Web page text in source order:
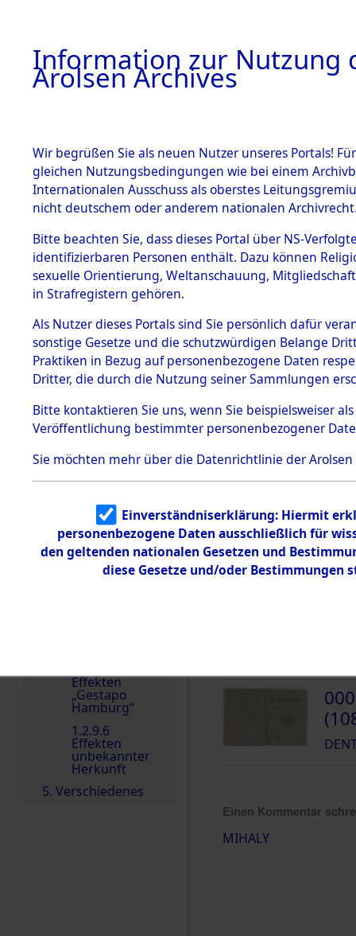
BESTÄNDE
1.
Inhaftierungsdoku
mente
1.2.9 Beim ITS
verwahrte
1.2.9.1
Effekten aus
dem KZ
Dachau
Effekten aus
dem KZ
Dachau,
Landesentsch
ädigungsamt
Effekten aus
dem KZ
Neuengamm
e
Dokument
Effekten
„Gestapo
Hamburg“
1.2.9.6
Effekten
unbekannter
Herkunft
5. Verschiedenes
3Akten
Land
Ungarn
65197
DOKUMENTE
Einen Kommentar
MIHALY
Information zur Nutzung
Arolsen Archives
Wir begrüßen Sie als neuen Nutzer unseres Portals!
gleichen Nutzungsbedingungen wie bei einem
Internationalen Ausschuss als oberstes
nicht deutschem oder anderem nationalen
Bitte beachten Sie, dass dieses Portal über NS-
identifizierbaren Personen enthält. Dazu können
sexuelle Orientierung, Weltanschauung,
in Strafregistern gehören.
Als Nutzer dieses Portals sind Sie persönlich dafür
sonstige Gesetze und die schutzwürdigen Belange
Praktiken in Bezug auf personenbezogene Daten
Dritter, die durch die Nutzung seiner Sammlungen
Bitte kontaktieren Sie uns, wenn Sie beispielsweiser
Veröffentlichung bestimmter personenbezogener
Sie möchten mehr über die Datenrichtlinie der Arolsen
Einverständniserklärung: Hiermit
personenbezogene Daten ausschließlich für
den geltenden nationalen Gesetzen und
diese Gesetze und/oder Bestimmungen